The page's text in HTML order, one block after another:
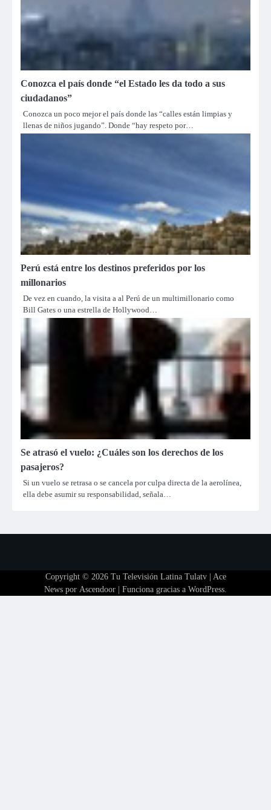
Conozca el país donde “el Estado les da todo a sus
ciudadanos”
Conozca un poco mejor el país donde las “calles están limpias y
llenas de niños jugando”. Donde “hay respeto por…
Perú está entre los destinos preferidos por los
millonarios
De vez en cuando, la visita a al Perú de un multimillonario como
Bill Gates o una estrella de Hollywood…
Se atrasó el vuelo: ¿Cuáles son los derechos de los
pasajeros?
Si un vuelo se retrasa o se cancela por culpa directa de la aerolínea,
ella debe asumir su responsabilidad, señala…
Copyright © 2026 Tu Televisión Latina Tulatv| Ace
News por Ascendoor | Funciona gracias a WordPress